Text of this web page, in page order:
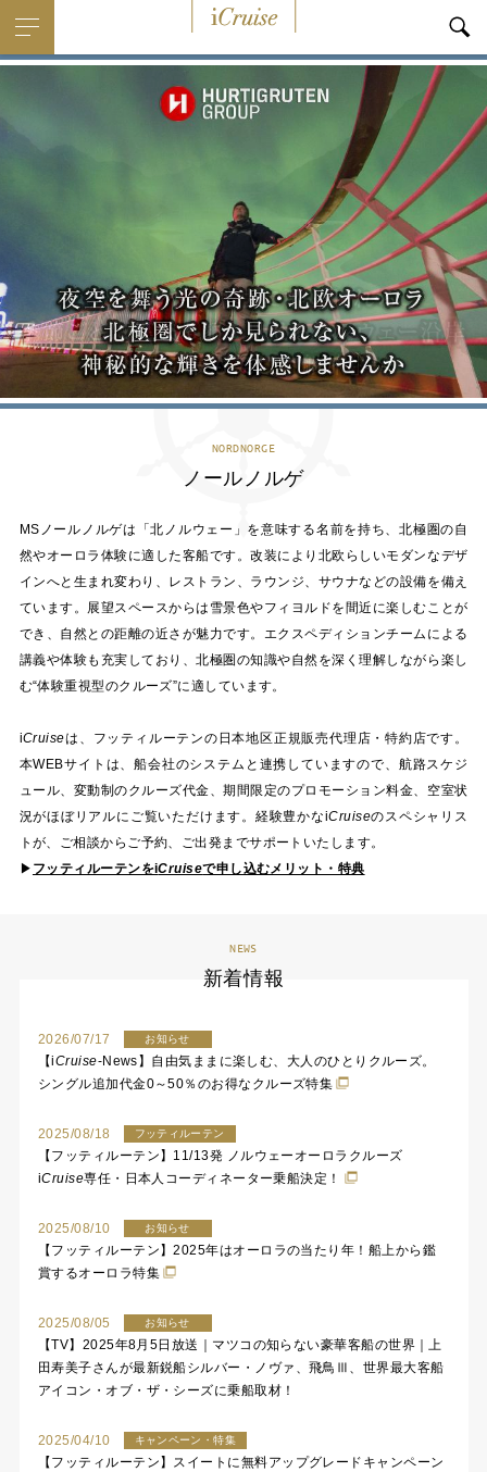
NORDNORGE
ノールノルゲ
MSノールノルゲは「北ノルウェー」を意味する名前を持ち、北極圏の自
然やオーロラ体験に適した客船です。改装により北欧らしいモダンなデザ
インへと生まれ変わり、レストラン、ラウンジ、サウナなどの設備を備え
ています。展望スペースからは雪景色やフィヨルドを間近に楽しむことが
でき、自然との距離の近さが魅力です。エクスペディションチームによる
講義や体験も充実しており、北極圏の知識や自然を深く理解しながら楽し
む“体験重視型のクルーズ”に適しています。
iCruiseは、フッティルーテンの日本地区正規販売代理店・特約店です。
本WEBサイトは、船会社のシステムと連携していますので、航路スケジ
ュール、変動制のクルーズ代金、期間限定のプロモーション料金、空室状
況がほぼリアルにご覧いただけます。経験豊かなiCruiseのスペシャリス
トが、ご相談からご予約、ご出発までサポートいたします。
▶ フッティルーテンをiCruiseで申し込むメリット・特典
NEWS
新着情報
2026/07/17 お知らせ
【iCruise-News】自由気ままに楽しむ、大人のひとりクルーズ。
シングル追加代金0～50％のお得なクルーズ特集
2025/08/18 フッティルーテン
【フッティルーテン】11/13発 ノルウェーオーロラクルーズ
iCruise専任・日本人コーディネーター乗船決定！
2025/08/10 お知らせ
【フッティルーテン】2025年はオーロラの当たり年！船上から鑑
賞するオーロラ特集
2025/08/05 お知らせ
【TV】2025年8月5日放送｜マツコの知らない豪華客船の世界｜上
田寿美子さんが最新鋭船シルバー・ノヴァ、飛鳥Ⅲ、世界最大客船
アイコン・オブ・ザ・シーズに乗船取材！
2025/04/10 キャンペーン・特集
【フッティルーテン】スイートに無料アップグレードキャンペーン